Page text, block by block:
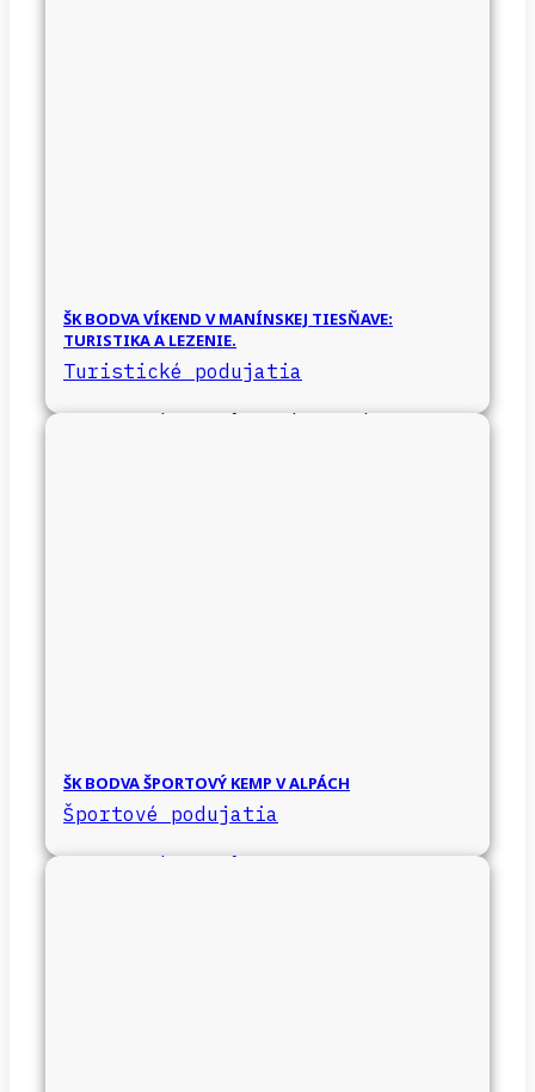
ŠK BODVA VÍKEND V MANÍNSKEJ TIESŇAVE:
TURISTIKA A LEZENIE.
Turistické podujatia
ŠK BODVA ŠPORTOVÝ KEMP V ALPÁCH
Športové podujatia